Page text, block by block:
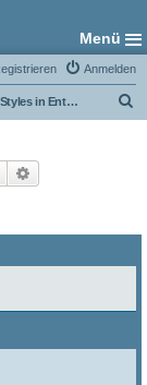
Menü
Anmelden
Styles in Entwicklung
Suche